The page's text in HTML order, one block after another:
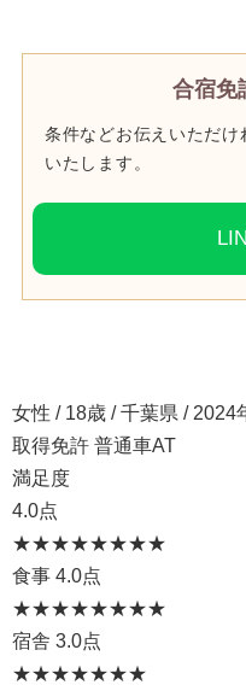
合宿免
条件などお伝えいただ
いたします。
女性 / 18歳 / 千葉県 / 2024
取得免許 普通車AT
満足度
4.0点
★★★★★★★★
食事 4.0点
★★★★★★★★
宿舎 3.0点
★★★★★★★